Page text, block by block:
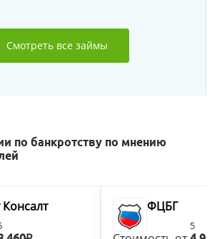
Смотреть все займы
по банкротству по мнению
ФЦБГ
5